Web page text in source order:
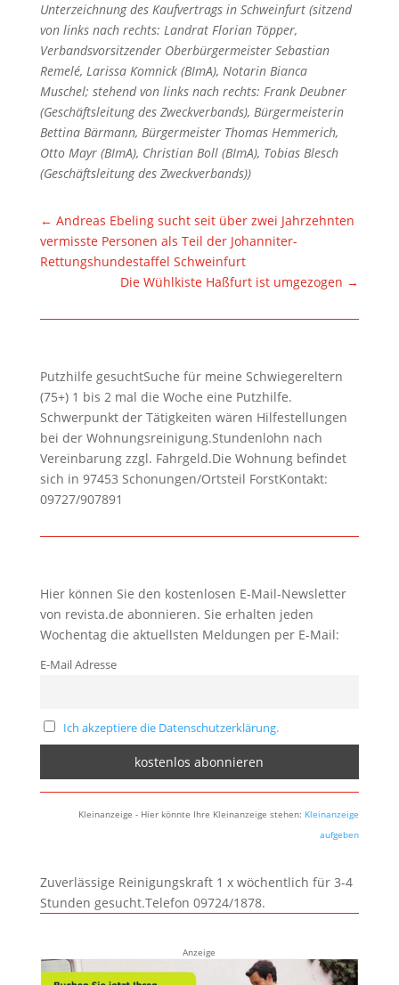
Unterzeichnung des Kaufvertrags in Schweinfurt (sitzend
von links nach rechts: Landrat Florian Töpper,
Verbandsvorsitzender Oberbürgermeister Sebastian
Remelé, Larissa Komnick (BImA), Notarin Bianca
Muschel; stehend von links nach rechts: Frank Deubner
(Geschäftsleitung des Zweckverbands), Bürgermeisterin
Bettina Bärmann, Bürgermeister Thomas Hemmerich,
Otto Mayr (BImA), Christian Boll (BImA), Tobias Blesch
(Geschäftsleitung des Zweckverbands))
← Andreas Ebeling sucht seit über zwei Jahrzehnten
vermisste Personen als Teil der Johanniter-
Rettungshundestaffel Schweinfurt
Die Wühlkiste Haßfurt ist umgezogen →
Putzhilfe gesuchtSuche für meine Schwiegereltern
(75+) 1 bis 2 mal die Woche eine Putzhilfe.
Schwerpunkt der Tätigkeiten wären Hilfestellungen
bei der Wohnungsreinigung.Stundenlohn nach
Vereinbarung zzgl. Fahrgeld.Die Wohnung befindet
sich in 97453 Schonungen/Ortsteil ForstKontakt:
09727/907891
Hier können Sie den kostenlosen E-Mail-Newsletter
von revista.de abonnieren. Sie erhalten jeden
Wochentag die aktuellsten Meldungen per E-Mail:
E-Mail Adresse
Ich akzeptiere die Datenschutzerklärung.
Kleinanzeige - Hier könnte Ihre Kleinanzeige stehen: Kleinanzeige
aufgeben
Zuverlässige Reinigungskraft 1 x wöchentlich für 3-4
Stunden gesucht.Telefon 09724/1878.
Anzeige